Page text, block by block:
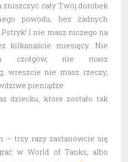
zniszczyć cały Twój dorobek
powodu, bez żadnych
I nie masz niczego na
kilkanaście miesięcy. Nie
czołgów, nie masz
wreszcie nie masz rzeczy,
pieniądze.
dziecku, które zostało tak
– trzy razy zastanówcie się
w World of Tanks, albo